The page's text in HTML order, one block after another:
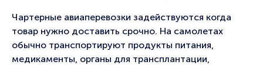
Чартерные авиаперевозки задействуются когда
товар нужно доставить срочно. На самолетах
обычно транспортируют продукты питания,
медикаменты, органы для трансплантации,